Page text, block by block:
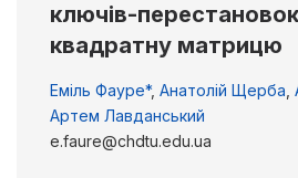
ключів-
квадратну матрицю
Еміль Фауре*, Анатолій Щерба
Артем Лавданський
e.faure@chdtu.edu.ua